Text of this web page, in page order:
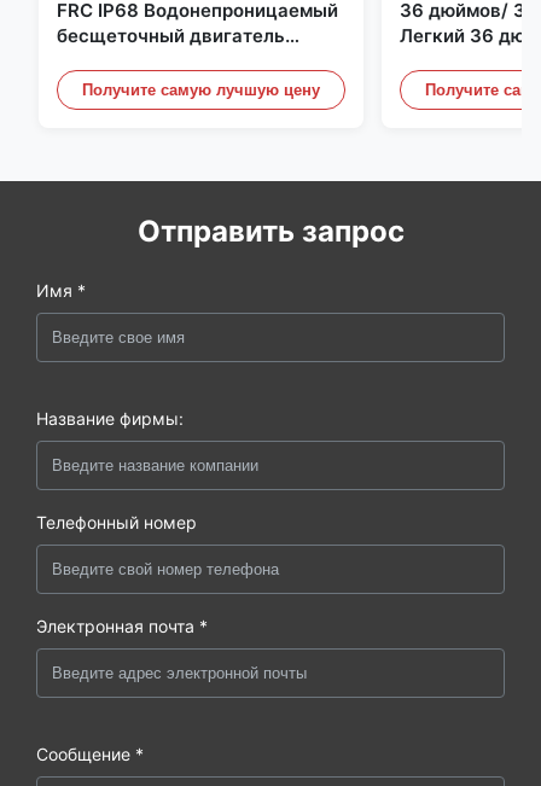
FRC IP68 Водонепроницаемый
бесщеточный двигатель
4 кВт 45 кг Упор для лодки для
серфинга Подводное
Получите самую лучшую цену
36 дюймов/
Легкий 36
Пропеллерные
Дронного
Получите
Отправить запрос
Имя *
Название фирмы:
Телефонный номер
Электронная почта *
Сообщение *